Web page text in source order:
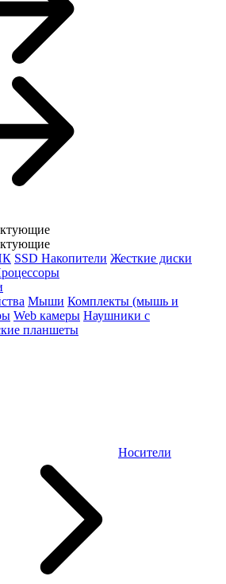
SSD Накопители Жесткие диски
Мыши Комплекты (мышь и
Web камеры Наушники с
планшеты
Носители